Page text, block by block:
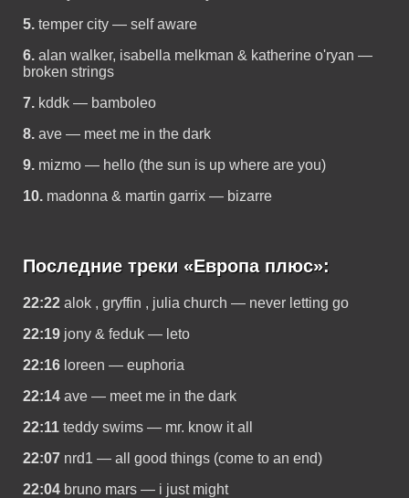
5. temper city — self aware
6. alan walker, isabella melkman & katherine o'ryan —
broken strings
7. kddk — bamboleo
8. ave — meet me in the dark
9. mizmo — hello (the sun is up where are you)
10. madonna & martin garrix — bizarre
Последние треки «Европа плюс»:
22:22 alok , gryffin , julia church — never letting go
22:19 jony & feduk — leto
22:16 loreen — euphoria
22:14 ave — meet me in the dark
22:11 teddy swims — mr. know it all
22:07 nrd1 — all good things (come to an end)
22:04 bruno mars — i just might